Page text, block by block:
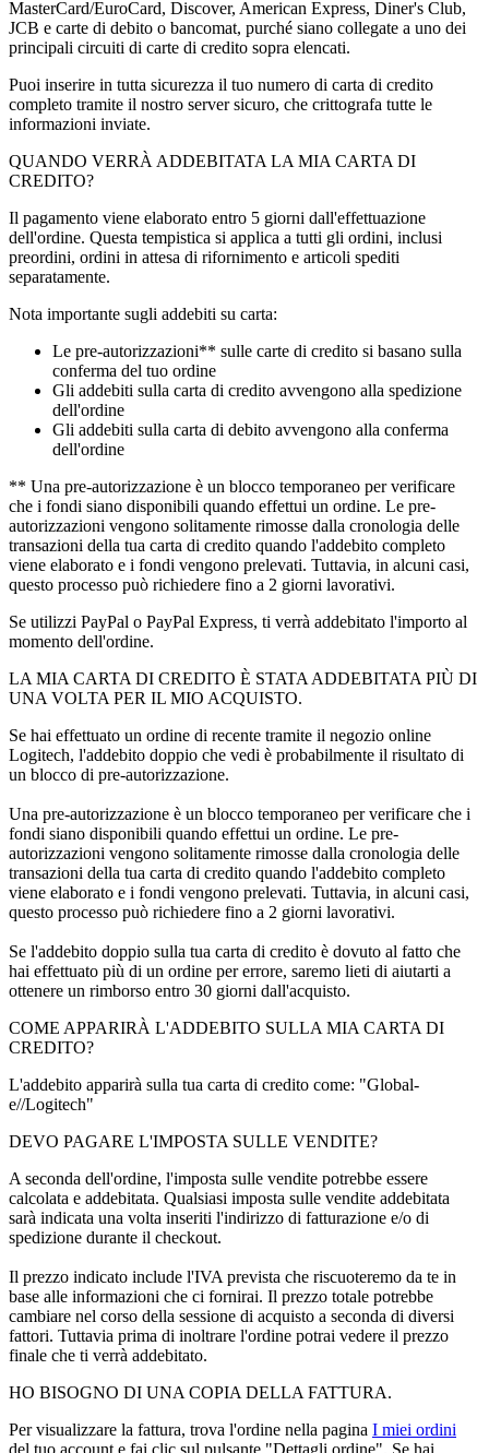
MasterCard/EuroCard, Discover, American Express, Diner's Club,
JCB e carte di debito o bancomat, purché siano collegate a uno dei
principali circuiti di carte di credito sopra elencati.
Puoi inserire in tutta sicurezza il tuo numero di carta di credito
completo tramite il nostro server sicuro, che crittografa tutte le
informazioni inviate.
QUANDO VERRÀ ADDEBITATA LA MIA CARTA DI
CREDITO?
Il pagamento viene elaborato entro 5 giorni dall'effettuazione
dell'ordine. Questa tempistica si applica a tutti gli ordini, inclusi
preordini, ordini in attesa di rifornimento e articoli spediti
separatamente.
Nota importante sugli addebiti su carta:
Le pre-autorizzazioni** sulle carte di credito si basano sulla
conferma del tuo ordine
Gli addebiti sulla carta di credito avvengono alla spedizione
dell'ordine
Gli addebiti sulla carta di debito avvengono alla conferma
dell'ordine
** Una pre-autorizzazione è un blocco temporaneo per verificare
che i fondi siano disponibili quando effettui un ordine. Le pre-
autorizzazioni vengono solitamente rimosse dalla cronologia delle
transazioni della tua carta di credito quando l'addebito completo
viene elaborato e i fondi vengono prelevati. Tuttavia, in alcuni casi,
questo processo può richiedere fino a 2 giorni lavorativi.
Se utilizzi PayPal o PayPal Express, ti verrà addebitato l'importo al
momento dell'ordine.
LA MIA CARTA DI CREDITO È STATA ADDEBITATA PIÙ DI
UNA VOLTA PER IL MIO ACQUISTO.
Se hai effettuato un ordine di recente tramite il negozio online
Logitech, l'addebito doppio che vedi è probabilmente il risultato di
un blocco di pre-autorizzazione.
Una pre-autorizzazione è un blocco temporaneo per verificare che i
fondi siano disponibili quando effettui un ordine. Le pre-
autorizzazioni vengono solitamente rimosse dalla cronologia delle
transazioni della tua carta di credito quando l'addebito completo
viene elaborato e i fondi vengono prelevati. Tuttavia, in alcuni casi,
questo processo può richiedere fino a 2 giorni lavorativi.
Se l'addebito doppio sulla tua carta di credito è dovuto al fatto che
hai effettuato più di un ordine per errore, saremo lieti di aiutarti a
ottenere un rimborso entro 30 giorni dall'acquisto.
COME APPARIRÀ L'ADDEBITO SULLA MIA CARTA DI
CREDITO?
L'addebito apparirà sulla tua carta di credito come: "Global-
e//Logitech"
DEVO PAGARE L'IMPOSTA SULLE VENDITE?
A seconda dell'ordine, l'imposta sulle vendite potrebbe essere
calcolata e addebitata. Qualsiasi imposta sulle vendite addebitata
sarà indicata una volta inseriti l'indirizzo di fatturazione e/o di
spedizione durante il checkout.
Il prezzo indicato include l'IVA prevista che riscuoteremo da te in
base alle informazioni che ci fornirai. Il prezzo totale potrebbe
cambiare nel corso della sessione di acquisto a seconda di diversi
fattori. Tuttavia prima di inoltrare l'ordine potrai vedere il prezzo
finale che ti verrà addebitato.
HO BISOGNO DI UNA COPIA DELLA FATTURA.
Per visualizzare la fattura, trova l'ordine nella pagina I miei ordini